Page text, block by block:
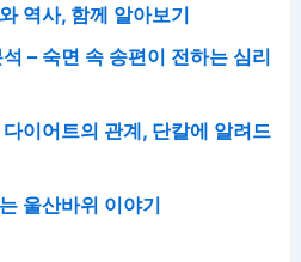
역사, 함께 알아보기
– 숙면 속 송편이 전하는 심리
이어트의 관계, 단칼에 알려드
울산바위 이야기